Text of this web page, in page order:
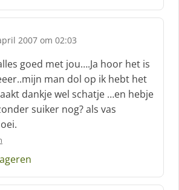
2007 om 02:03
goed met jou….Ja hoor het is
man dol op ik hebt het
dankje wel schatje …en hebje
suiker nog? als vas